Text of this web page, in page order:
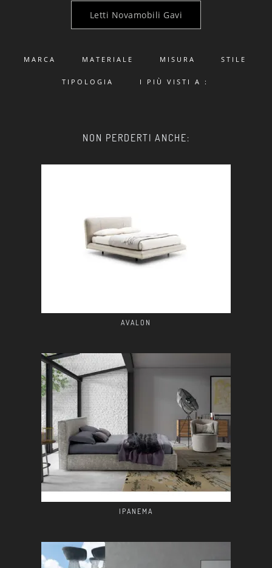
Letti Novamobili Gavi
MARCA MATERIALE MISURA STILE
TIPOLOGIA I PIÙ VISTI A :
NON PERDERTI ANCHE:
AVALON
IPANEMA